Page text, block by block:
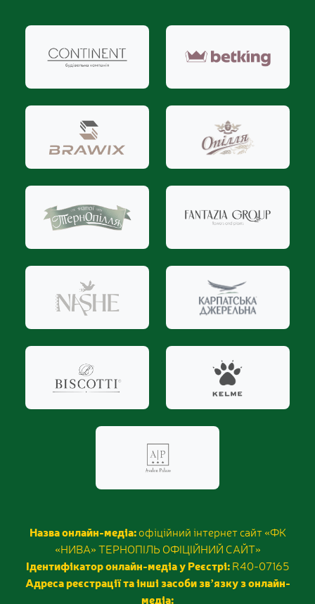
Назва онлайн-медіа:офіційний інтернет сайт «ФК
«НИВА» ТЕРНОПІЛЬ ОФІЦІЙНИЙ САЙТ»
Ідентифікатор онлайн-медіа у Реєстрі:R40-07165
Адреса реєстрації та інші засоби звʼязку з онлайн-
медіа: